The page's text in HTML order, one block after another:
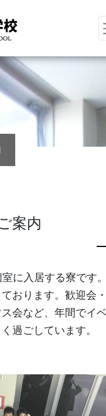
案内
に入居する寮です
おります。歓迎会
会など、年間でイ
過ごしています。